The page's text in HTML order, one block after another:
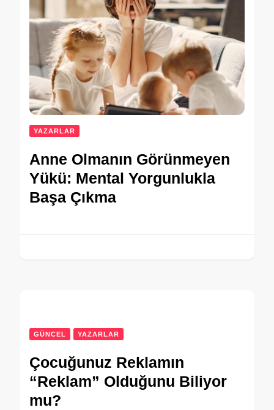
YAZARLAR
Anne Olmanın Görünmeyen
Yükü: Mental Yorgunlukla
Başa Çıkma
GÜNCEL YAZARLAR
Çocuğunuz Reklamın
“Reklam” Olduğunu Biliyor
mu?